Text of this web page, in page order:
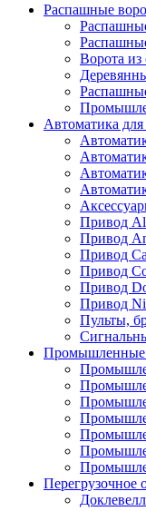
Распашные
Ворота
Автоматика для
Привод
Привод
Привод
Привод
Привод
Привод
Пульты,
Промышленные
Перегрузочное